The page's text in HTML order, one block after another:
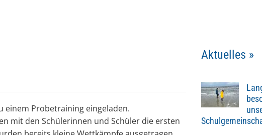
einem Probetraining eingeladen.
mit den Schülerinnen und Schüler die ersten
Aktuelles »